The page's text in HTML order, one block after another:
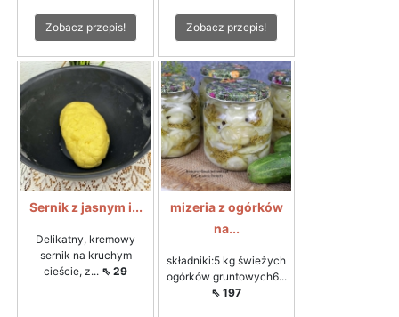
Zobacz przepis! Zobacz przepis!
Sernik z jasnym i...
Delikatny, kremowy
sernik na kruchym
cieście, z... ⇖ 29
mizeria z ogórków
na...
składniki:5 kg świeżych
ogórków gruntowych6...
⇖ 197